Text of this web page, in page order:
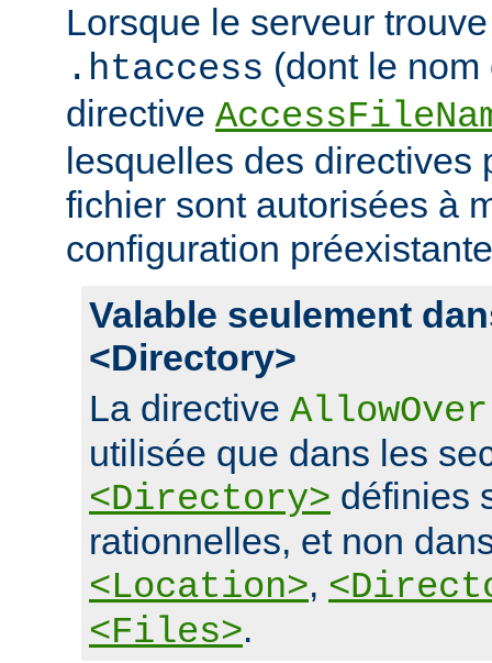
Lorsque le serveur
.htaccess (dont le
directive
lesquelles des directives
fichier sont autorisées à
configuration
Valable seulement
<Directory>
La directive
utilisée que dans les
<Directory> définies
rationnelles, et non
<Location>,
<Files>.